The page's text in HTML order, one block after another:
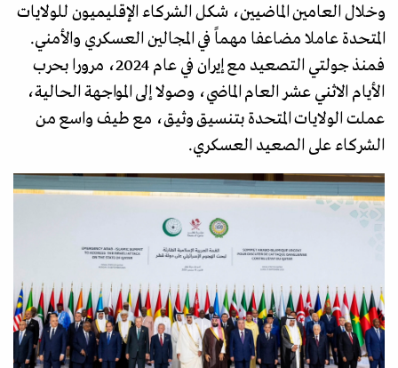
وخلال العامين الماضيين، شكل الشركاء الإقليميون للولايات
المتحدة عاملا مضاعفا مهماً في المجالين العسكري والأمني.
فمنذ جولتي التصعيد مع إيران في عام 2024، مرورا بحرب
الأيام الاثني عشر العام الماضي، وصولا إلى المواجهة الحالية،
عملت الولايات المتحدة بتنسيق وثيق، مع طيف واسع من
الشركاء على الصعيد العسكري.